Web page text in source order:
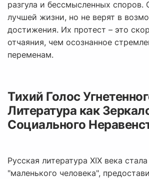
разгула и бессмысленных споров.
лучшей жизни, но не верят в
достижения. Их протест – это
отчаяния, чем осознанное
переменам.
Тихий Голос
Литература как
Социального
Русская литература XIX века
"маленького человека",